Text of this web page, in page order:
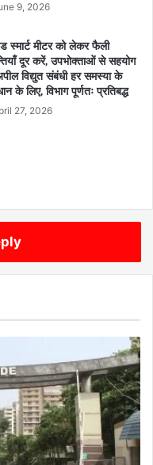
9, 2026
स्मार्ट मीटर को लेकर फैली
दूर करें, उपभोक्ताओं से सहयोग
विद्युत संबंधी हर समस्या के
के लिए, विभाग पूर्णतः प्रतिबद्ध
27, 2026